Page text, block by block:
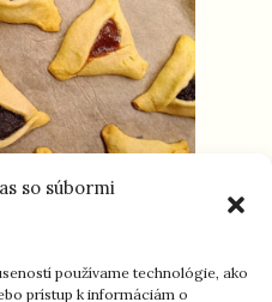
so súbormi
používame technológie, ako
prístup k informáciám o
(M/P)